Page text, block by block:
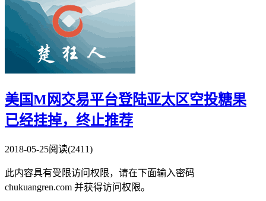
美国M网交易平台登陆亚太区空投糖果
已经挂掉，终止推荐
2018-05-25阅读(2411)
此内容具有受限访问权限，请在下面输入密码
chukuangren.com 并获得访问权限。